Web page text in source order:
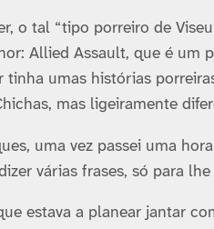
o tal “tipo porreiro de
Allied Assault, que é um
umas histórias
mas ligeiramente
uma vez passei uma
várias frases, só para
estava a planear jantar